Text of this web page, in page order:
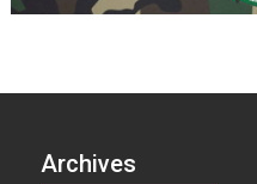
Archives